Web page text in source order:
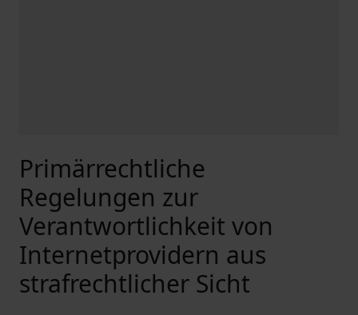
Primärrechtliche
Regelungen zur
Verantwortlichkeit von
Internetprovidern aus
strafrechtlicher Sicht